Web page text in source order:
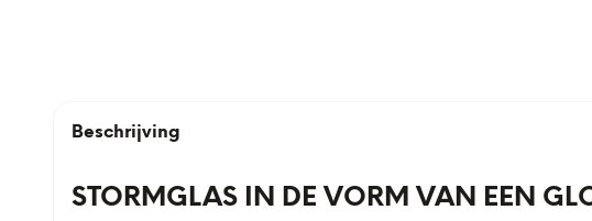
Beschrijving
STORMGLAS IN DE VORM VAN EEN